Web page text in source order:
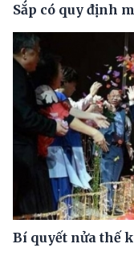
Sắp có quy định
Bí quyết nửa thế